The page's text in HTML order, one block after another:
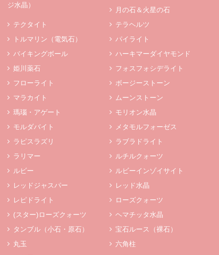
ジ水晶）
月の石＆火星の石
テクタイト
テラヘルツ
トルマリン（電気石）
パイライト
バイキングボール
ハーキマーダイヤモンド
姫川薬石
フォスフォシデライト
フローライト
ボージーストーン
マラカイト
ムーンストーン
瑪瑙・アゲート
モリオン水晶
モルダバイト
メタモルフォーゼス
ラピスラズリ
ラブラドライト
ラリマー
ルチルクォーツ
ルビー
ルビーインゾイサイト
レッドジャスパー
レッド水晶
レピドライト
ローズクォーツ
(スター)ローズクォーツ
ヘマチッタ水晶
タンブル（小石・原石）
宝石ルース（裸石）
丸玉
六角柱